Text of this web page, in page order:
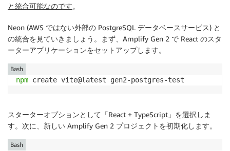
と統合可能なのです。
Neon (AWS ではない外部の PostgreSQL データベースサービス) と
の統合を見ていきましょう。まず、Amplify Gen 2 で React のスタ
ーターアプリケーションをセットアップします。
npm create vite@latest gen2-postgres-test
Bash
スターターオプションとして「React + TypeScript」を選択しま
す。次に、新しい Amplify Gen 2 プロジェクトを初期化します。
Bash